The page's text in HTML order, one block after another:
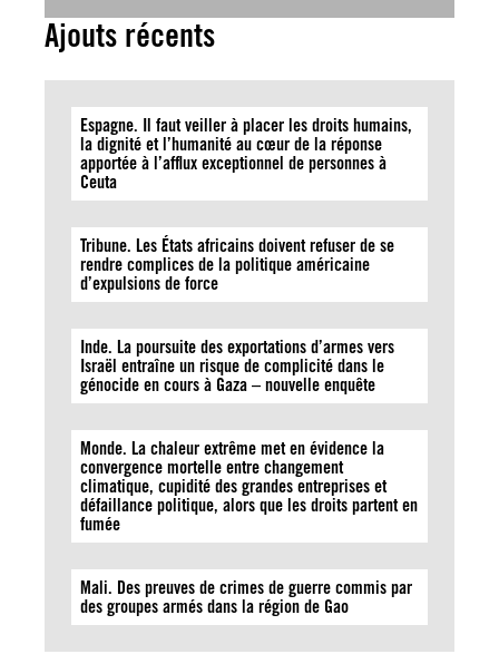
Ajouts récents
Espagne. Il faut veiller à placer les droits humains,
la dignité et l’humanité au cœur de la réponse
apportée à l’afflux exceptionnel de personnes à
Ceuta
Tribune. Les États africains doivent refuser de se
rendre complices de la politique américaine
d’expulsions de force
Inde. La poursuite des exportations d’armes vers
Israël entraîne un risque de complicité dans le
génocide en cours à Gaza – nouvelle enquête
Monde. La chaleur extrême met en évidence la
convergence mortelle entre changement
climatique, cupidité des grandes entreprises et
défaillance politique, alors que les droits partent en
fumée
Mali. Des preuves de crimes de guerre commis par
des groupes armés dans la région de Gao